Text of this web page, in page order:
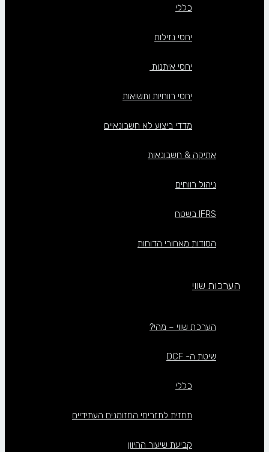
כללי
יחסי נזילות
יחסי איתנות
יחסי רווחיות ותשואות
מדדי ביצוע לא חשבונאיים
אתיקה & חשבונאות
ניהול רווחים
IFRS בשטח
הסודות מאחורי הדוחות
הערכות שווי
הערכת שווי – מהי?
שיטת ה- DCF
כללי
תחזית לתזרימי המזומנים העתידיים
קביעת שיעור ההיוון